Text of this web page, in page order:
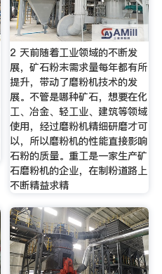
2 天前随着工业领域的不断发
展，矿石粉末需求量每年都有所
提升，带动了磨粉机技术的发
展。不管是哪种矿石，想要在化
工、冶金、轻工业、建筑等领域
使用，经过磨粉机精细研磨才可
以，所以磨粉机的性能直接影响
石粉的质量。重工是一家生产矿
石磨粉机的企业，在制粉道路上
不断精益求精